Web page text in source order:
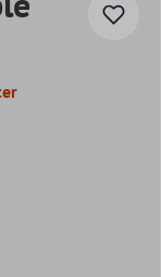
5 sterren